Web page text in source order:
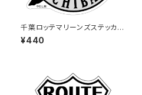
千葉ロッテマリーンズステッカー
15
¥440